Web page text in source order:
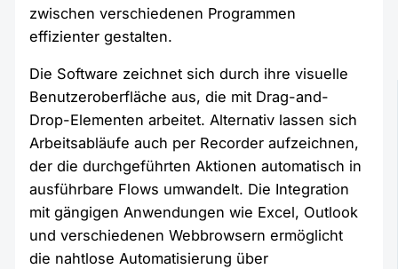
zwischen verschiedenen Programmen
effizienter gestalten.
Die Software zeichnet sich durch ihre visuelle
Benutzeroberfläche aus, die mit Drag-and-
Drop-Elementen arbeitet. Alternativ lassen sich
Arbeitsabläufe auch per Recorder aufzeichnen,
der die durchgeführten Aktionen automatisch in
ausführbare Flows umwandelt. Die Integration
mit gängigen Anwendungen wie Excel, Outlook
und verschiedenen Webbrowsern ermöglicht
die nahtlose Automatisierung über